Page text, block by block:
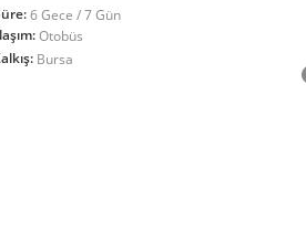
6 Gece / 7 Gün
Otobüs
Bursa